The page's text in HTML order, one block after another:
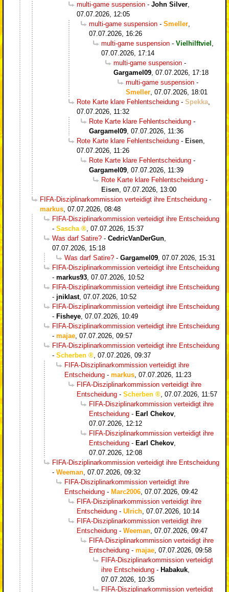
multi-game suspension - John Silver,
07.07.2026, 12:05
multi-game suspension - Smeller,
07.07.2026, 16:26
multi-game suspension - Vielhilftviel ,
07.07.2026, 17:14
multi-game suspension -
Gargamel09, 07.07.2026, 17:18
multi-game suspension -
Smeller, 07.07.2026, 18:01
Rote Karte klare Fehlentscheidung - Spekka,
07.07.2026, 11:32
Rote Karte klare Fehlentscheidung -
Gargamel09, 07.07.2026, 11:36
Rote Karte klare Fehlentscheidung - Eisen,
07.07.2026, 11:26
Rote Karte klare Fehlentscheidung -
Gargamel09, 07.07.2026, 11:39
Rote Karte klare Fehlentscheidung -
Eisen, 07.07.2026, 13:00
FIFA-Disziplinarkommission verteidigt ihre Entscheidung -
markus, 07.07.2026, 08:48
FIFA-Disziplinarkommission verteidigt ihre Entscheidung
- Sascha , 07.07.2026, 15:37
Was darf Satire? - CedricVanDerGun,
07.07.2026, 15:18
Was darf Satire? - Gargamel09, 07.07.2026, 15:31
FIFA-Disziplinarkommission verteidigt ihre Entscheidung
- markus93, 07.07.2026, 10:52
FIFA-Disziplinarkommission verteidigt ihre Entscheidung
- jniklast, 07.07.2026, 10:52
FIFA-Disziplinarkommission verteidigt ihre Entscheidung
- Fisheye, 07.07.2026, 10:49
FIFA-Disziplinarkommission verteidigt ihre Entscheidung
- majae, 07.07.2026, 09:57
FIFA-Disziplinarkommission verteidigt ihre Entscheidung
- Scherben , 07.07.2026, 09:37
FIFA-Disziplinarkommission verteidigt ihre
Entscheidung - markus, 07.07.2026, 11:23
FIFA-Disziplinarkommission verteidigt ihre
Entscheidung - Scherben , 07.07.2026, 11:57
FIFA-Disziplinarkommission verteidigt ihre
Entscheidung - Earl Chekov,
07.07.2026, 12:12
FIFA-Disziplinarkommission verteidigt ihre
Entscheidung - Earl Chekov,
07.07.2026, 12:08
FIFA-Disziplinarkommission verteidigt ihre Entscheidung
- Weeman, 07.07.2026, 09:32
FIFA-Disziplinarkommission verteidigt ihre
Entscheidung - Marc2006, 07.07.2026, 09:42
FIFA-Disziplinarkommission verteidigt ihre
Entscheidung - Ulrich, 07.07.2026, 10:14
FIFA-Disziplinarkommission verteidigt ihre
Entscheidung - Weeman, 07.07.2026, 09:47
FIFA-Disziplinarkommission verteidigt ihre
Entscheidung - majae, 07.07.2026, 09:58
FIFA-Disziplinarkommission verteidigt
ihre Entscheidung - Habakuk,
07.07.2026, 10:35
FIFA-Disziplinarkommission verteidigt